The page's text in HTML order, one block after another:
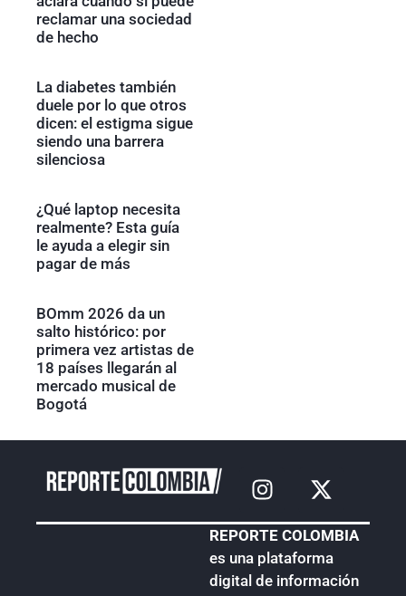
reclamar una sociedad
de hecho
La diabetes también
duele por lo que otros
dicen: el estigma sigue
siendo una barrera
silenciosa
¿Qué laptop necesita
realmente? Esta guía
le ayuda a elegir sin
pagar de más
BOmm 2026 da un
salto histórico: por
primera vez artistas de
18 países llegarán al
mercado musical de
Bogotá
REPORTE COLOMBIA
es una plataforma
digital de información